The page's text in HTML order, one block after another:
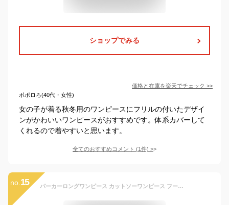
ショップでみる
価格と在庫を楽天でチェック >>
ポポロろ(40代・女性)
女の子が着る秋冬用のワンピースにフリルの付いたデザイ
ンがかわいいワンピースがおすすめです。体系カバーして
くれるので着やすいと思います。
全てのおすすめコメント (1件) >
no. 15 パーカーロングワンピース カットソーワンピース フード付き ロングワンピース 長袖 子供 女の子 親子ペア レディース ロング丈 スウェット 秋 冬 着痩せ カジュアル シンプル ゆったり レディース おしゃれ シンプル p0535 SGW